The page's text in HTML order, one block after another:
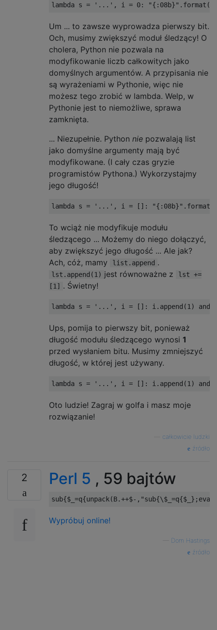
lambda s = '...' , i = 0: "{:08b}" . format (
Um ... to zawsze wyprowadza pierwszy bit.
Och, musimy zwiększyć moduł śledzący! O
cholera, Python nie pozwala na
modyfikowanie liczb całkowitych jako
domyślnych argumentów. A przypisania nie
są wyrażeniami w Pythonie, więc nie
możesz tego zrobić w lambda. Welp, w
Pythonie jest to niemożliwe, sprawa
zamknięta.
... Niezupełnie. Python nie pozwalają list
jako domyślne argumenty mają być
modyfikowane. (I cały czas gryzie
programistów Pythona.) Wykorzystajmy
jego długość!
lambda s = '...' , i = []: "{:08b}" . format
To wciąż nie modyfikuje modułu
śledzącego ... Możemy do niego dołączyć,
aby zwiększyć jego długość ... Ale jak?
Ach, cóż, mamy
list.append .
lst.append(1) jest równoważne z
lst +=
[1]
. Świetny!
lambda s = '...' , i = []: i . append (1 ) and
Ups, pomija to pierwszy bit, ponieważ
długość modułu śledzącego wynosi 1
przed wysłaniem bitu. Musimy zmniejszyć
długość, w której jest używany.
lambda s = '...' , i = []: i . append (1 ) and
Oto ludzie! Zagraj w golfa i masz moje
rozwiązanie!
całkowicie ludzki
źródło
2 Perl 5 , 59 bajtów
sub{$_ =q{unpack(B.++$-,
Wypróbuj online!
Dom Hastings
źródło